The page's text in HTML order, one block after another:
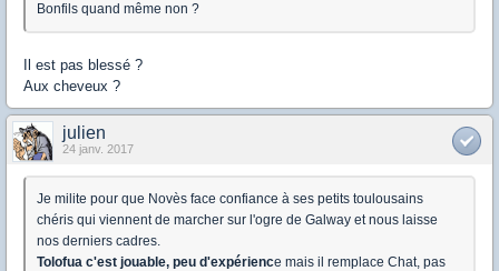
Bonfils quand même non ?
Il est pas blessé ?
Aux cheveux ?
julien
24 janv. 2017
Je milite pour que Novès face confiance à ses petits toulousains
chéris qui viennent de marcher sur l'ogre de Galway et nous laisse
nos derniers cadres.
Tolofua c'est jouable, peu d'expérience mais il remplace Chat, pas